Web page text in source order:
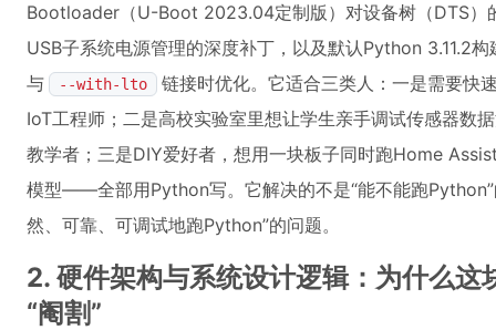
Bootloader（U-Boot 2023.04定制版）对设备树（DTS）
USB子系统电源管理的深度补丁，以及默认Python 3.11.2构
与
--with-lto
链接时优化。它适合三类人：一是需要快
IoT工程师；二是高校实验室里想让学生亲手调试传感器
教学者；三是DIY爱好者，想用一块板子同时跑Home
模型——全部用Python写。它解决的不是“能不能跑
然、可靠、可调试地跑Python”的问题。
2. 硬件架构与系统设计逻辑：为什么这
“阉割”